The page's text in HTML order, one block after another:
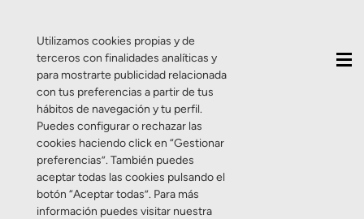
Etiqueta:Gafas
danesas
Utilizamos cookies propias y de
terceros con finalidades analíticas y
para mostrarte publicidad relacionada
con tus preferencias a partir de tus
hábitos de navegación y tu perfil.
Puedes configurar o rechazar las
cookies haciendo click en “Gestionar
preferencias”. También puedes
aceptar todas las cookies pulsando el
botón “Aceptar todas”. Para más
información puedes visitar nuestra